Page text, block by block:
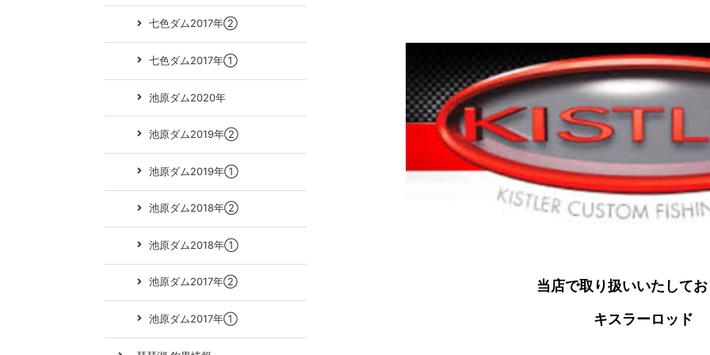
当店で取り扱いいたして
キスラーロッド
七色ダム2017年②
七色ダム2017年①
池原ダム2020年
池原ダム2019年②
池原ダム2019年①
池原ダム2018年②
池原ダム2018年①
池原ダム2017年②
池原ダム2017年①